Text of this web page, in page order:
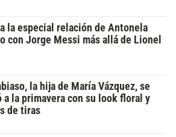
la especial relación de Antonela
con Jorge Messi más allá de Lionel
la hija de María Vázquez, se
a la primavera con su look floral y
de tiras